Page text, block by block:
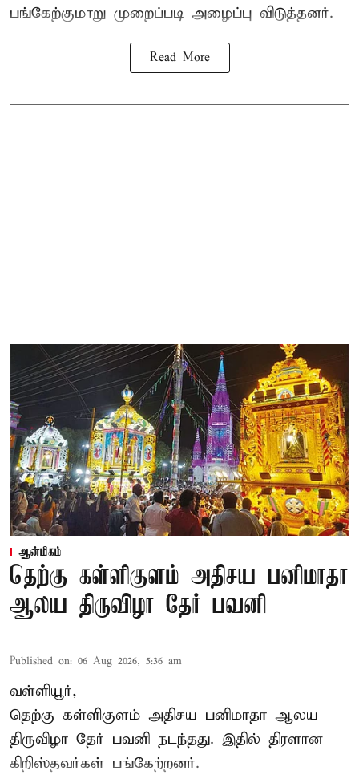
பங்கேற்குமாறு முறைப்படி அழைப்பு விடுத்தனர்.
Read More
ஆன்மிகம்
தெற்கு கள்ளிகுளம் அதிசய பனிமாதா
ஆலய திருவிழா தேர் பவனி
Published on: 06 Aug 2026, 5:36 am
வள்ளியூர்,
தெற்கு கள்ளிகுளம் அதிசய பனிமாதா ஆலய
திருவிழா தேர் பவனி நடந்தது. இதில் திரளான
கிறிஸ்தவர்கள் பங்கேற்றனர்.